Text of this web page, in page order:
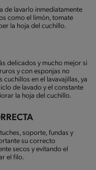
de lavarlo inmediatamente
como el limón, tomate
la hoja del cuchillo.
delicados y mucho mejor si
y con esponjas no
en el lavavajillas, ya
de lavado y el constante
la hoja del cuchillo.
soporte, fundas y
su correcto
secos y evitando el
el filo.